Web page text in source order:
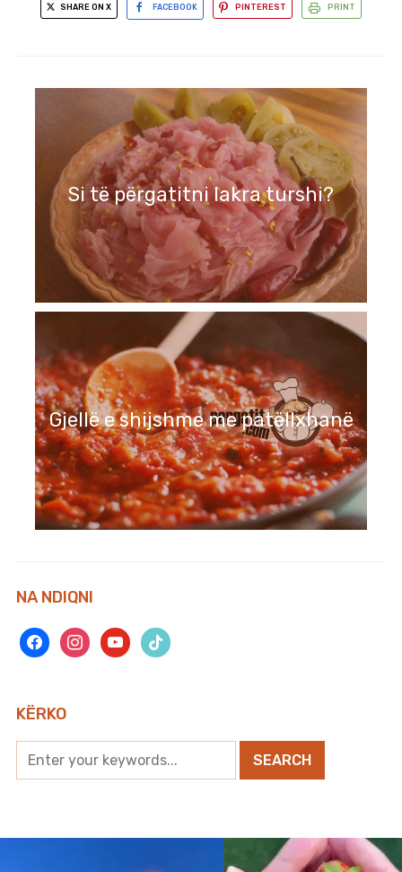
SHARE ON X FACEBOOK PINTEREST PRINT
Si të përgatitni lakra turshi?
Gjellë e shijshme me patëllxhanë
NA NDIQNI
facebookinstagramyoutubetiktok
KËRKO